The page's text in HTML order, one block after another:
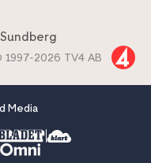
1997-2026 TV4 AB
Media